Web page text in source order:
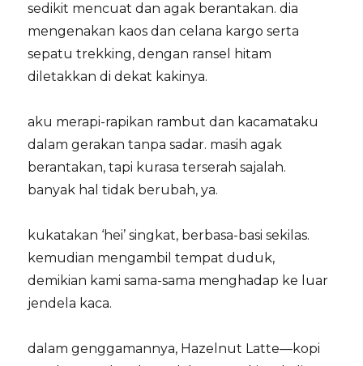
sedikit mencuat dan agak berantakan. dia
mengenakan kaos dan celana kargo serta
sepatu trekking, dengan ransel hitam
diletakkan di dekat kakinya.
aku merapi-rapikan rambut dan kacamataku
dalam gerakan tanpa sadar. masih agak
berantakan, tapi kurasa terserah sajalah.
banyak hal tidak berubah, ya.
kukatakan ‘hei’ singkat, berbasa-basi sekilas.
kemudian mengambil tempat duduk,
demikian kami sama-sama menghadap ke luar
jendela kaca.
dalam genggamannya, Hazelnut Latte—kopi